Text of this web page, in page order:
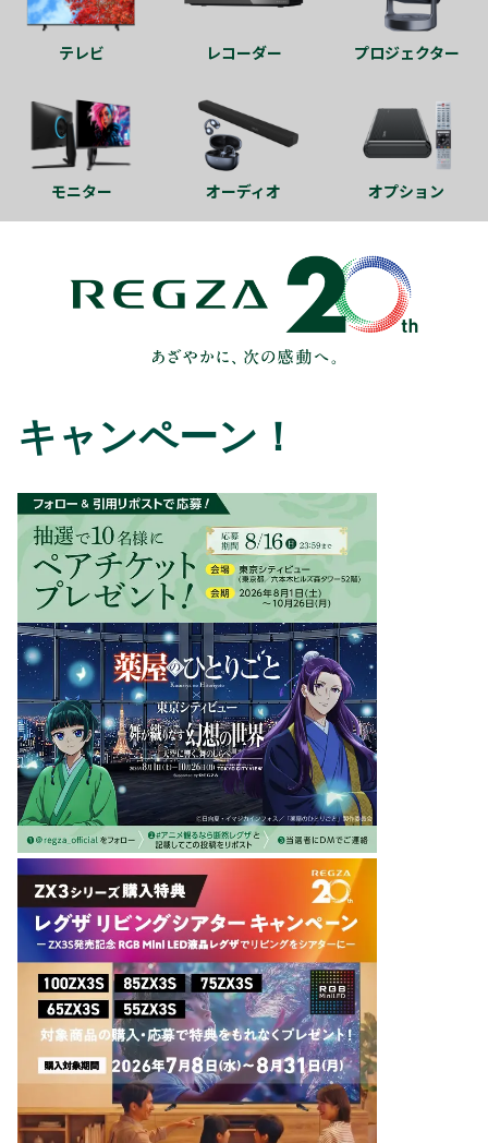
テレビ レコーダー プロジェクター
モニター オーディオ オプション
キャンペーン！